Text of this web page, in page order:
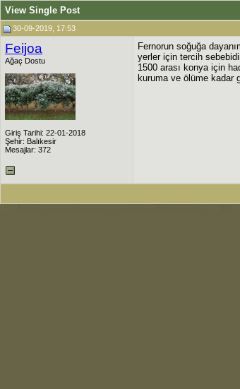
View Single Post
30-09-2019, 17:53
Feijoa
Ağaç Dostu
Giriş Tarihi: 22-01-2018
Şehir: Balıkesir
Mesajlar: 372
Fernorun soğuğa
yerler için tercih
1500 arası konya için
kuruma ve ölüme kadar